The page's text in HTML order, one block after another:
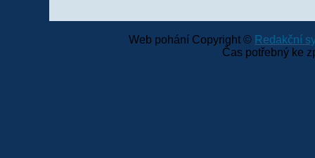
Web pohání Copyright © Redakční
Čas potřebný ke